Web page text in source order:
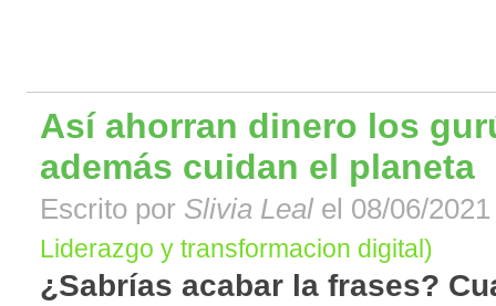
Así ahorran dinero los
además cuidan el planeta
Escrito por Slivia Leal el 08/06/
Liderazgo y transformacion digital)
¿Sabrías acabar la frases?